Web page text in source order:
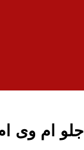
ام 110 رنگی